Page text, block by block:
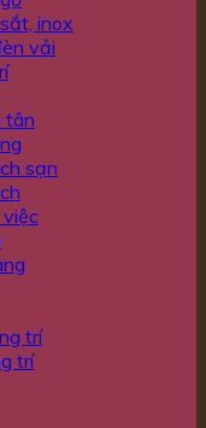
inox
vải
tân
sạn
trí
trí